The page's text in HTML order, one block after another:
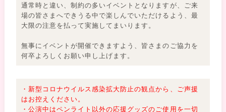
通常時と違い、制約の多いイベントとなりますが、ご来
場の皆さまへできうる中で楽しんでいただけるよう、最
大限の注意を払って実施してまいります。
無事にイベントが開催できますよう、皆さまのご協力を
何卒よろしくお願い申し上げます。
・新型コロナウイルス感染拡大防止の観点から、ご声援
はお控えください。
・公演中はペンライト以外の応援グッズのご使用を一切